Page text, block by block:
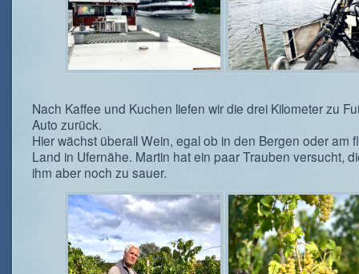
Nach Kaffee und Kuchen liefen wir die drei Kilometer zu
Auto zurück.
Hier wächst überall Wein, egal ob in den Bergen oder am
Land in Ufernähe. Martin hat ein paar Trauben versucht,
ihm aber noch zu sauer.